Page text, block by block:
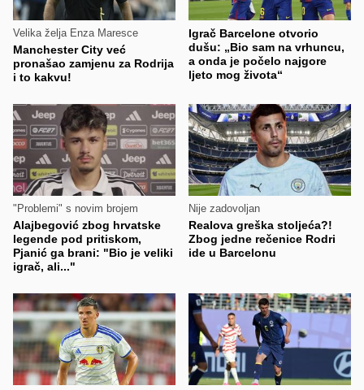
Velika želja Enza Maresce
Manchester City već
pronašao zamjenu za Rodrija
i to kakvu!
Igrač Barcelone otvorio
dušu: „Bio sam na vrhuncu,
a onda je počelo najgore
ljeto mog života“
"Problemi" s novim brojem
Alajbegović zbog hrvatske
legende pod pritiskom,
Pjanić ga brani: "Bio je veliki
igrač, ali..."
Nije zadovoljan
Realova greška stoljeća?!
Zbog jedne rečenice Rodri
ide u Barcelonu